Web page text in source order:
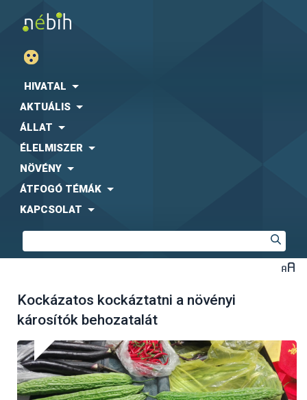
HIVATAL
AKTUÁLIS
ÁLLAT
ÉLELMISZER
NÖVÉNY
ÁTFOGÓ TÉMÁK
KAPCSOLAT
Kockázatos kockáztatni a növényi
károsítók behozatalát